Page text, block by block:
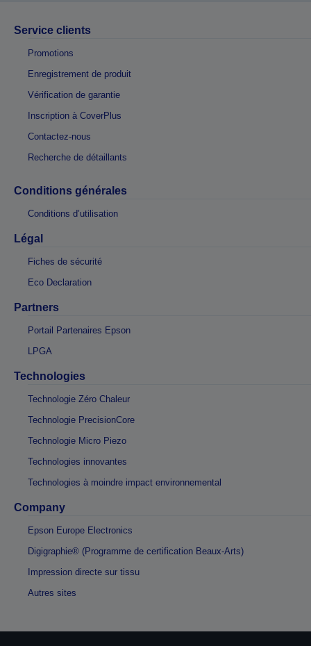
Service clients
Promotions
Enregistrement de produit
Vérification de garantie
Inscription à CoverPlus
Contactez-nous
Recherche de détaillants
Conditions générales
Conditions d’utilisation
Légal
Fiches de sécurité
Eco Declaration
Partners
Portail Partenaires Epson
LPGA
Technologies
Technologie Zéro Chaleur
Technologie PrecisionCore
Technologie Micro Piezo
Technologies innovantes
Technologies à moindre impact environnemental
Company
Epson Europe Electronics
Digigraphie® (Programme de certification Beaux-Arts)
Impression directe sur tissu
Autres sites